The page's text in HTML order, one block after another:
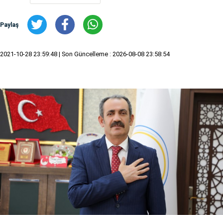
Paylaş
2021-10-28 23:59:48 | Son Güncelleme : 2026-08-08 23:58:54